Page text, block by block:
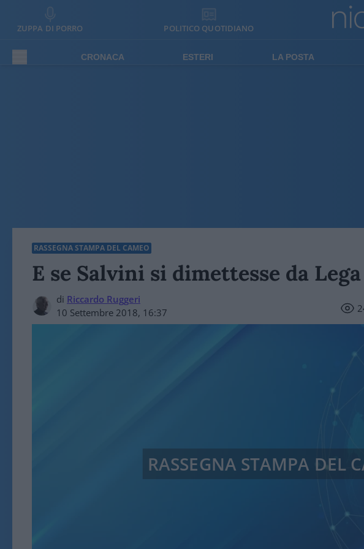
ZUPPA DI PORRO POLITICO QUOTIDIANO
CRONACA ESTERI LA POSTA
RASSEGNA STAMPA DEL CAMEO
E se Salvini si dimettesse da
di Riccardo Ruggeri
10 Settembre 2018, 16:37
RASSEGNA STAMPA DEL